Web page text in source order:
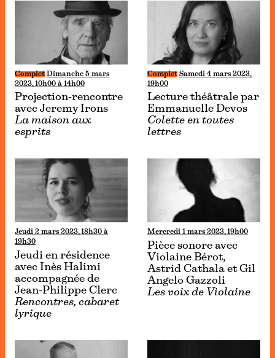
Complet
Dimanche 5 mars
2023, 10h00 à 14h00
Projection-rencontre
avec Jeremy Irons
La maison aux
esprits
Complet Samedi 4 mars 2023,
19h00
Lecture théâtrale par
Emmanuelle Devos
Colette en toutes
lettres
Jeudi 2 mars 2023, 18h30 à
19h30
Jeudi en résidence
avec Inès Halimi
accompagnée de
Jean-Philippe Clerc
Rencontres, cabaret
lyrique
Mercredi 1 mars 2023, 19h00
Pièce sonore avec
Violaine Bérot,
Astrid Cathala et Gil
Angelo Gazzoli
Les voix de Violaine